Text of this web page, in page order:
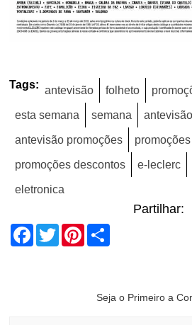
Tags: antevisão folheto
esta semana semana
antevisão promoções
promoções descontos e-leclerc
eletronica
Partilhar:
Facebook
TwitterPinterest
Seja o Primeiro a